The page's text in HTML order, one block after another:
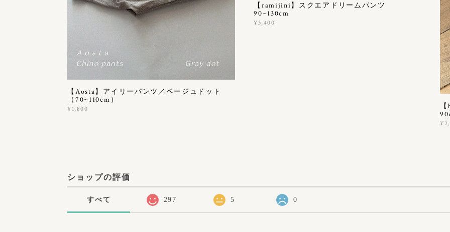
【Aosta】アイリーパンツ／ベージュドット
（70~110cm）
¥1,800
【ramijini】スクエアドリームパンツ
90~130cm
¥3,400
ショップの評価
すべて 297 5 0